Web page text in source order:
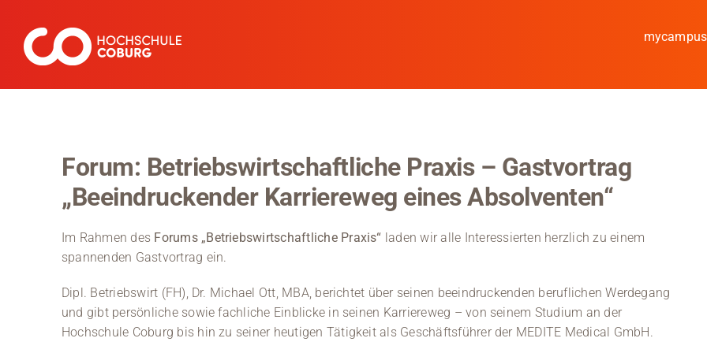
Inhalt
springen
mycampus
Studieren
Kooperieren
Hochschule Coburg
Regionalentwicklung
Entdecke die Region
Informationen für …
Forum: Betriebswirtschaftliche Praxis – Gastvortrag
„Beeindruckender Karriereweg eines Absolventen“
Im Rahmen des Forums „Betriebswirtschaftliche Praxis“ laden wir alle Interessierten herzlich zu einem
spannenden Gastvortrag ein.
Dipl. Betriebswirt (FH), Dr. Michael Ott, MBA, berichtet über seinen beeindruckenden beruflichen Werdegang
und gibt persönliche sowie fachliche Einblicke in seinen Karriereweg – von seinem Studium an der
Hochschule Coburg bis hin zu seiner heutigen Tätigkeit als Geschäftsführer der MEDITE Medical GmbH.